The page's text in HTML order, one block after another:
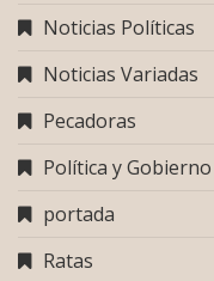
Noticias Políticas
Noticias Variadas
Pecadoras
Política y Gobierno
portada
Ratas